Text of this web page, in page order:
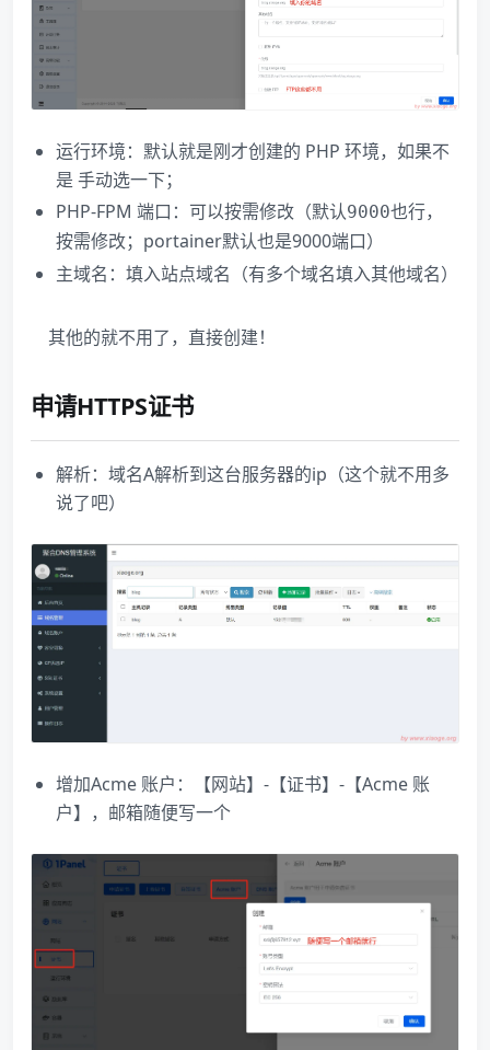
运行环境：默认就是刚才创建的 PHP 环境，如果不
是 手动选一下；
PHP-FPM 端口：可以按需修改（默认9000也行，
按需修改；portainer默认也是9000端口）
主域名：填入站点域名（有多个域名填入其他域名）
其他的就不用了，直接创建！
申请HTTPS证书
解析：域名A解析到这台服务器的ip（这个就不用多
说了吧）
增加Acme 账户：【网站】-【证书】-【Acme 账
户】，邮箱随便写一个